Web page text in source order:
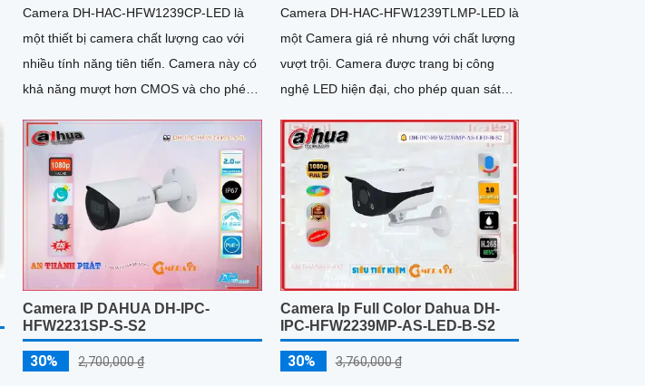
Camera DH-HAC-HFW1239CP-LED là
một thiết bị camera chất lượng cao với
nhiều tính năng tiên tiến. Camera này có
khả năng mượt hơn CMOS và cho phép
cách 20m
Camera DH-HAC-HFW1239TLMP-LED là
một Camera giá rẻ nhưng với chất lượng
vượt trội. Camera được trang bị công
nghệ LED hiện đại, cho phép quan sát
sáng yếu
Camera IP DAHUA DH-IPC-
HFW2231SP-S-S2
30% 2,700,000 ₫
Camera Ip Full Color Dahua DH-
IPC-HFW2239MP-AS-LED-B-S2
30% 3,760,000 ₫